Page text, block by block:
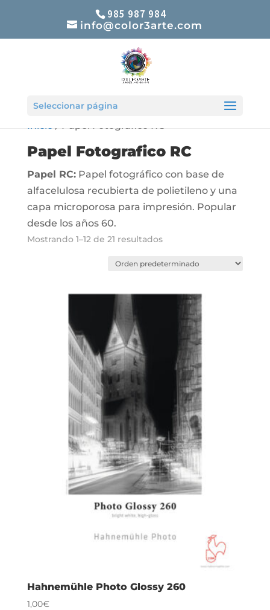
985 987 984
info@color3arte.com
Seleccionar página
Inicio/ Papel Fotografico RC
Papel Fotografico RC
Papel RC:Papel fotográfico con base de
alfacelulosa recubierta de polietileno y una
capa microporosa para impresión. Popular
desde los años 60.
Mostrando 1–12 de 21 resultados
Hahnemühle Photo Glossy 260
1,00€